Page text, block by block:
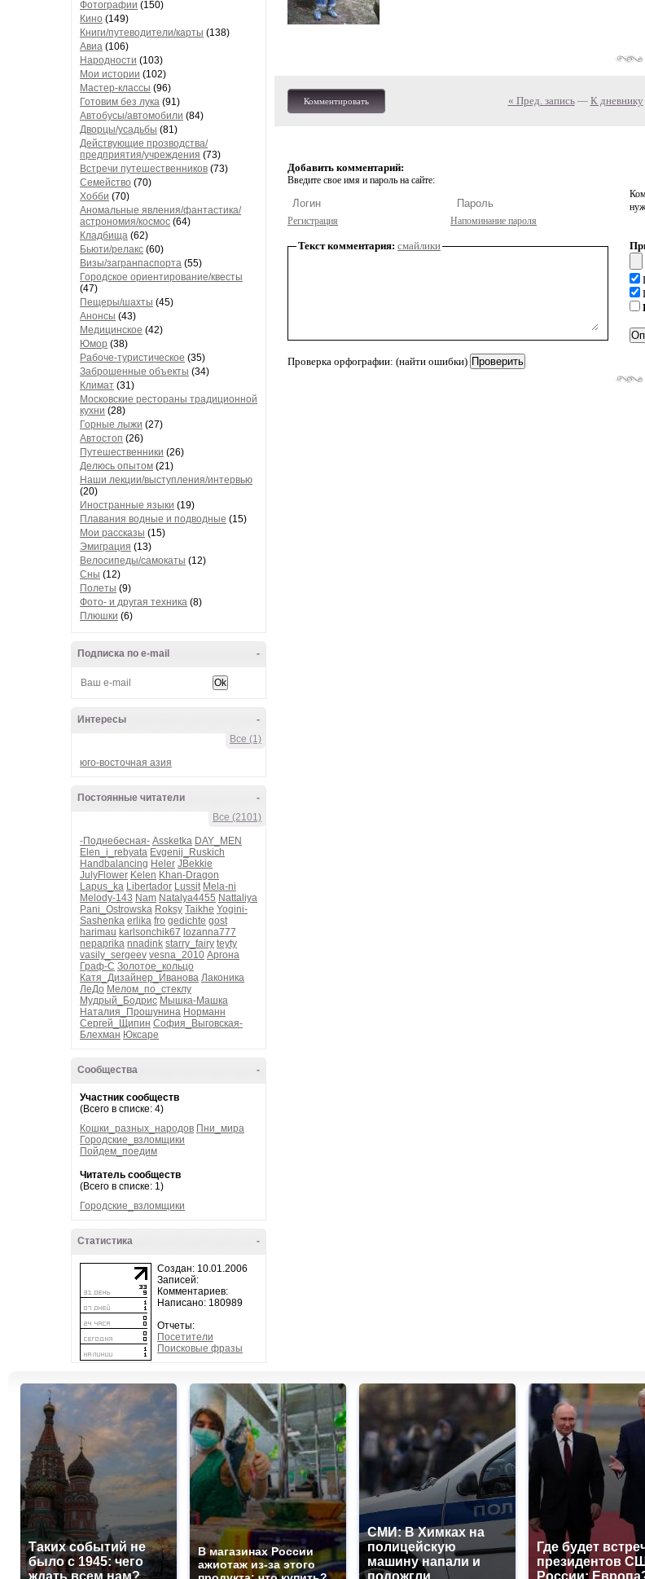
Фотографии (150)
Кино (149)
Книги/путеводители/карты (138)
Авиа (106)
Народности (103)
Мои истории (102)
Мастер-классы (96)
Готовим без лука (91)
Автобусы/автомобили (84)
Дворцы/усадьбы (81)
Действующие прозводства/
предприятия/учреждения (73)
Встречи путешественников (73)
Семейство (70)
Хобби (70)
Аномальные явления/фантастика/
астрономия/космос (64)
Кладбища (62)
Бьюти/релакс (60)
Визы/загранпаспорта (55)
Городское ориентирование/квесты
(47)
Пещеры/шахты (45)
Анонсы (43)
Медицинское (42)
Юмор (38)
Рабоче-туристическое (35)
Заброшенные объекты (34)
Климат (31)
Московские рестораны традиционной
кухни (28)
Горные лыжи (27)
Автостоп (26)
Путешественники (26)
Делюсь опытом (21)
Наши лекции/выступления/интервью
(20)
Иностранные языки (19)
Плавания водные и подводные (15)
Мои рассказы (15)
Эмиграция (13)
Велосипеды/самокаты (12)
Сны (12)
Полеты (9)
Фото- и другая техника (8)
Плюшки (6)
-
Подписка по e-mail
-
Интересы
Все (1)
юго-восточная азия
-
Постоянные читатели
Все (2101)
-Поднебесная- Assketka DAY_MEN
Elen_i_rebyata Evgenij_Ruskich
Handbalancing Heler JBekkie
JulyFlower Kelen Khan-Dragon
Lapus_ka Libertador Lussit Mela-ni
Melody-143 Nam Natalya4455 Nattaliya
Pani_Ostrowska Roksy Taikhe Yogini-
Sashenka erlika fro gedichte gost
harimau karlsonchik67 lozanna777
nepaprika nnadink starry_fairy teyty
vasily_sergeev vesna_2010 Аргона
Граф-С Золотое_кольцо
Катя_Дизайнер_Иванова Лаконика
ЛеДо Мелом_по_стеклу
Мудрый_Бодрис Мышка-Машка
Наталия_Прошунина Норманн
Сергей_Щипин София_Выговская-
Блехман Юксаре
-
Сообщества
Участник сообществ
(Всего в списке: 4)
Кошки_разных_народов Пни_мира
Городские_взломщики
Пойдем_поедим
Читатель сообществ
(Всего в списке: 1)
Городские_взломщики
-
Статистика
Создан: 10.01.2006
Записей:
Комментариев:
Написано: 180989
Отчеты:
Посетители
Поисковые фразы
Комментировать « Пред. запись— К дневнику
Добавить комментарий:
Введите свое имя и пароль на сайте:
Регистрация Напоминание пароля
Текст комментария: смайлики
Проверка орфографии: (найти ошибки)
Таких событий не
было с 1945: чего
ждать всем нам?
В магазинах России
ажиотаж из-за этого
СМИ: В Химках на
полицейскую
машину напали и
подожгли.
Где будет
президентов
России: